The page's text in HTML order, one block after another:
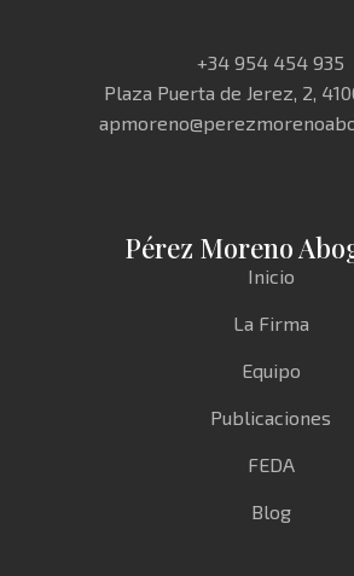
+34 954 454 935
Plaza Puerta de Jerez, 2,
Pérez Moreno
Inicio
La Firma
Equipo
Publicaciones
FEDA
Blog